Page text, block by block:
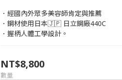
．經國內外眾多美容師肯定與推薦
．鋼材使用日本🇯🇵 日立鋼廠440C
．握柄人體工學設計。
NT$8,800
數量